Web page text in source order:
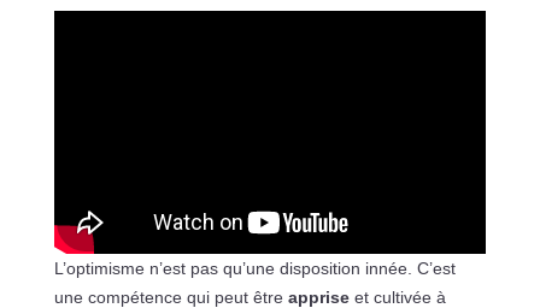
L’optimisme n’est pas qu’une disposition innée. C’est
une compétence qui peut être appriseet cultivée à